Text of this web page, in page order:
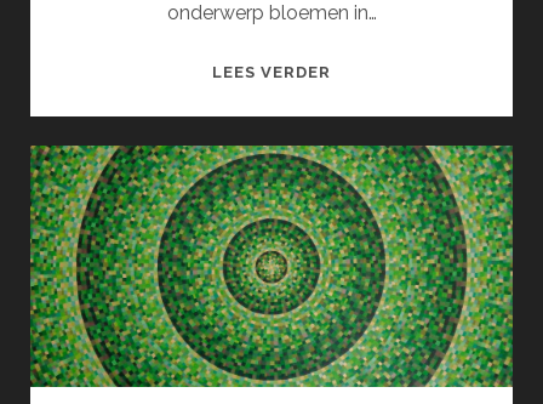
onderwerp bloemen in…
LEES VERDER
AUGUSTUS)